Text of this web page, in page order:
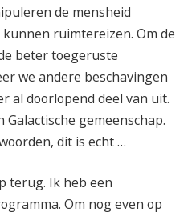
de mensheid
ruimtereizen. Om de
beter toegeruste
we andere beschavingen
al doorlopend deel van uit.
gemeenschap.
dit is echt …
terug. Ik heb een
Om nog even op